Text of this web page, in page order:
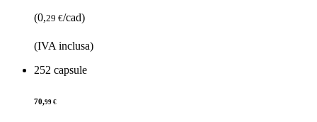
(0,29 €/cad)
(IVA inclusa)
252 capsule
70,99 €